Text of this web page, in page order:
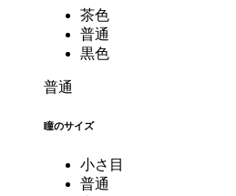
茶色
普通
黒色
普通
瞳のサイズ
小さ目
普通